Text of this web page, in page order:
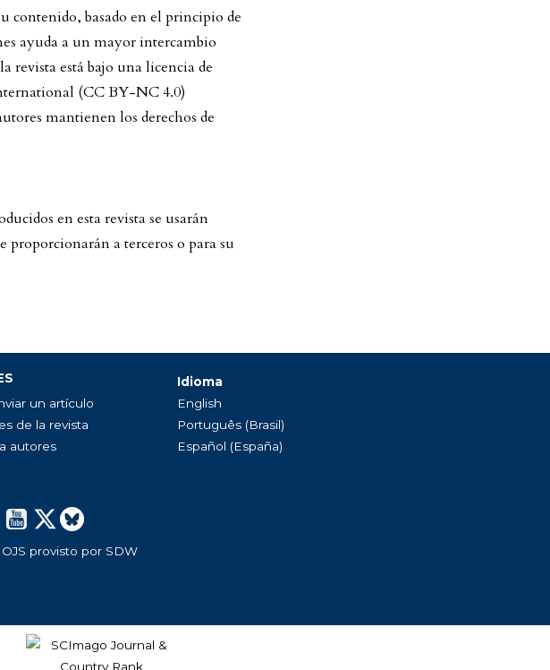
contenido, basado en el principio de
ayuda a un mayor intercambio
revista está bajo una licencia de
(CC BY-NC 4.0)
mantienen los derechos de
en esta revista se usarán
proporcionarán a terceros o para su
un artículo
de la revista
autores
provisto por SDW
Idioma
English
Português (Brasil)
Español (España)